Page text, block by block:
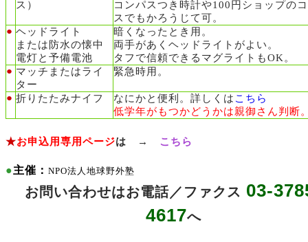
ス）
コンパスつき時計や100円ショップの
スでもかろうじて可。
● ヘッドライト
または防水の懐中
電灯と予備電池
暗くなったとき用。
両手があくヘッドライトがよい。
タフで信頼できるマグライトもOK。
● マッチまたはライ
ター
緊急時用。
● 折りたたみナイフ なにかと便利。詳しくは こちら
低学年がもつかどうかは親御さん判断
★お申込用専用ページは → こちら
●主催： NPO法人地球野外塾
お問い合わせはお電話／ファクス 03-
4617へ